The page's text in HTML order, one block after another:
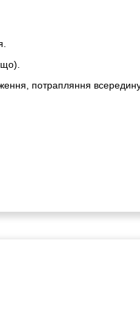
потрапляння всередину